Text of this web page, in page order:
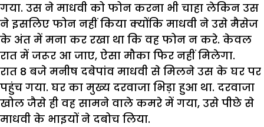
गया. उस ने माधवी को फोन करना भी चाहा लेकिन उस
ने इसलिए फोन नहीं किया क्योंकि माधवी ने उसे मैसेज
के अंत में मना कर रखा था कि वह फोन न करे. केवल
रात में जरूर आ जाए, ऐसा मौका फिर नहीं मिलेगा.
रात 8 बजे मनीष दबेपांव माधवी से मिलने उस के घर पर
पहुंच गया. घर का मुख्य दरवाजा भिड़ा हुआ था. दरवाजा
खोल जैसे ही वह सामने वाले कमरे में गया, उसे पीछे से
माधवी के भाइयों ने दबोच लिया.